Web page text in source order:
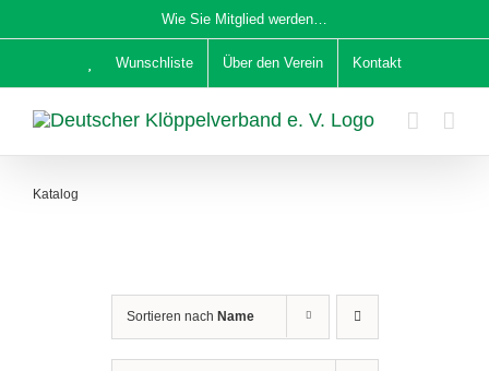
Inhalt
Wie Sie Mitglied werden…
Wunschliste Über den Verein Kontakt
Katalog
Sortieren nach Name